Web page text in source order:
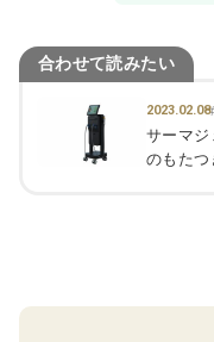
合わせて読みたい
2023.02.08
サーマジ
のもたつ